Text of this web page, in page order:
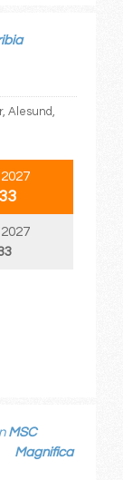
Alesund,
MSC
Magnifica